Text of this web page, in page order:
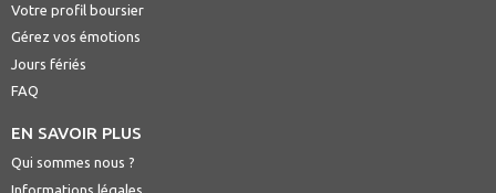
Votre profil boursier
Gérez vos émotions
Jours fériés
FAQ
EN SAVOIR PLUS
Qui sommes nous ?
Informations légales